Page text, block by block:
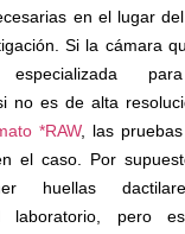
en el lugar
Si la cámara
especializada
no es de alta
*RAW, las
el caso. Por
huellas
laboratorio, pero